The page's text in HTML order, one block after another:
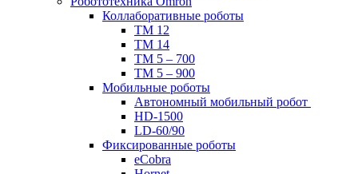
Коллаборативные роботы
TM 12
TM 14
TM 5 – 700
TM 5 – 900
Мобильные роботы
Автономный мобильный робот
HD-1500
LD-60/90
Фиксированные роботы
eCobra